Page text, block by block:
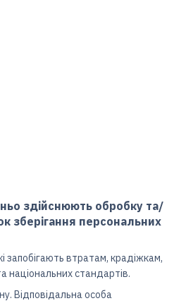
здійснюють обробку та/
зберігання персональних
запобігають втратам, крадіжкам,
національних стандартів.
Відповідальна особа